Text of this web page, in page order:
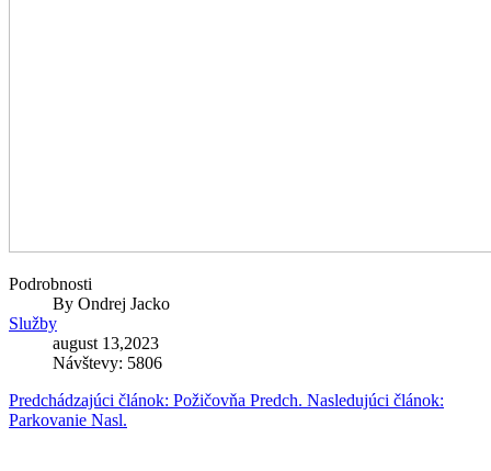
Podrobnosti
By Ondrej Jacko
Služby
august 13,2023
Návštevy: 5806
Predchádzajúci článok: Požičovňa Predch. Nasledujúci článok:
Parkovanie Nasl.